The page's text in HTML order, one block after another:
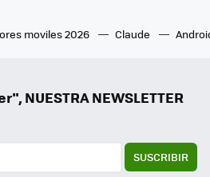
moviles 2026 Claude
NUESTRA NEWSLETTER
SUSCRIBIR